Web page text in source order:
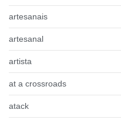
artesanais
artesanal
artista
at a crossroads
atack